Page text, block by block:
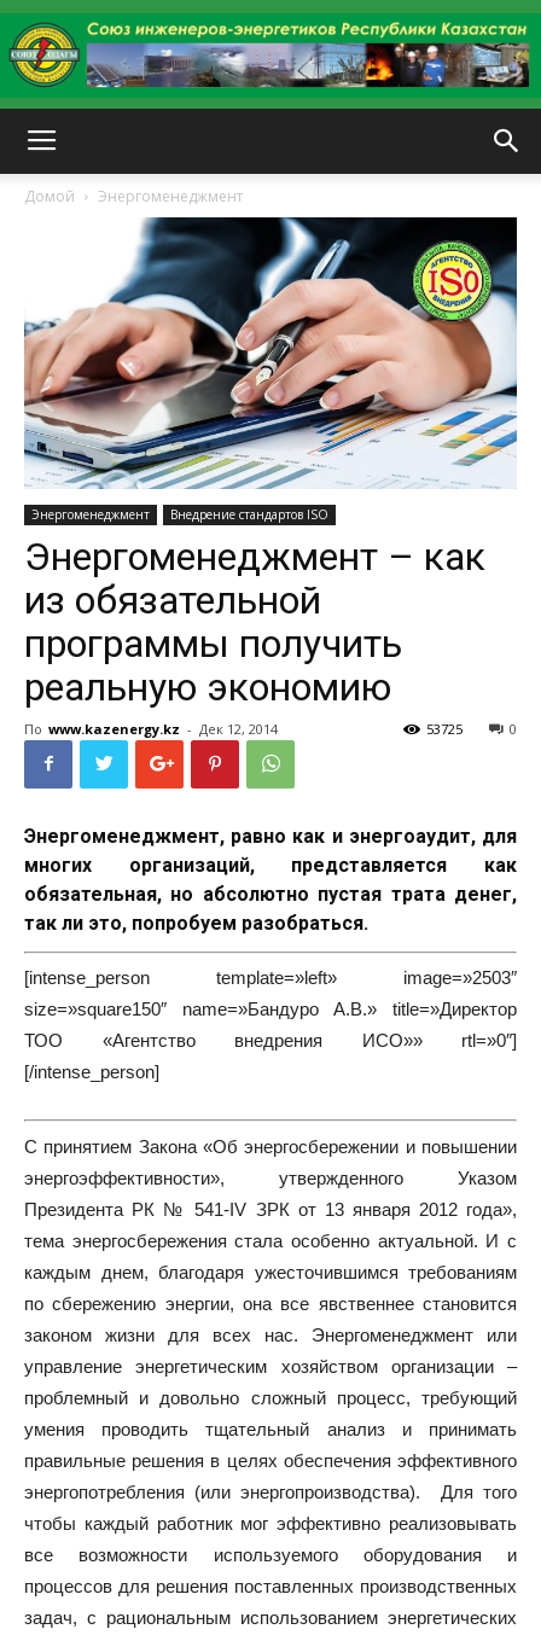
Домой Энергоменеджмент
Энергоменеджмент Внедрение стандартов ISO
Энергоменеджмент – как
из обязательной
программы получить
реальную экономию
По www.kazenergy.kz - Дек 12, 2014 0
53725
Энергоменеджмент, равно как и энергоаудит, для
многих организаций, представляется как
обязательная, но абсолютно пустая трата денег,
так ли это, попробуем разобраться.
[intense_person template=»left» image=»2503″
size=»square150″ name=»Бандуро А.В.» title=»Директор
ТОО «Агентство внедрения ИСО»» rtl=»0″]
[/intense_person]
С принятием Закона «Об энергосбережении и повышении
энергоэффективности», утвержденного Указом
Президента РК № 541-IV ЗРК от 13 января 2012 года»,
тема энергосбережения стала особенно актуальной. И с
каждым днем, благодаря ужесточившимся требованиям
по сбережению энергии, она все явственнее становится
законом жизни для всех нас. Энергоменеджмент или
управление энергетическим хозяйством организации –
проблемный и довольно сложный процесс, требующий
умения проводить тщательный анализ и принимать
правильные решения в целях обеспечения эффективного
энергопотребления (или энергопроизводства). Для того
чтобы каждый работник мог эффективно реализовывать
все возможности используемого оборудования и
процессов для решения поставленных производственных
задач, с рациональным использованием энергетических